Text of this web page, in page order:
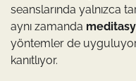
seanslarında yalnızca
aynı zamanda
yöntemler de
kanıtlıyor.